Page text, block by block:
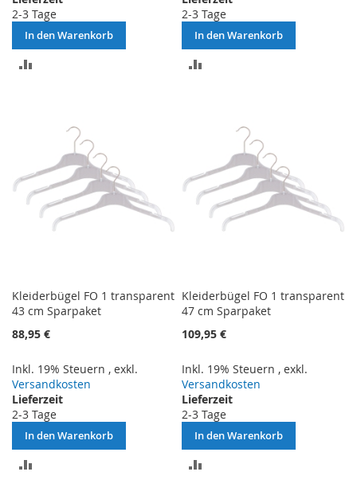
2-3 Tage
In den Warenkorb
2-3 Tage
In den Warenkorb
Kleiderbügel FO 1 transparent
43 cm Sparpaket
88,95 €
Inkl. 19% Steuern , exkl.
Versandkosten
Lieferzeit
2-3 Tage
In den Warenkorb
Kleiderbügel FO 1 transparent
47 cm Sparpaket
109,95 €
Inkl. 19% Steuern ,exkl.
Versandkosten
Lieferzeit
2-3 Tage
In den Warenkorb